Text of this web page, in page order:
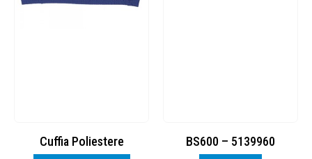
Cuffia Poliestere BS600 – 5139960